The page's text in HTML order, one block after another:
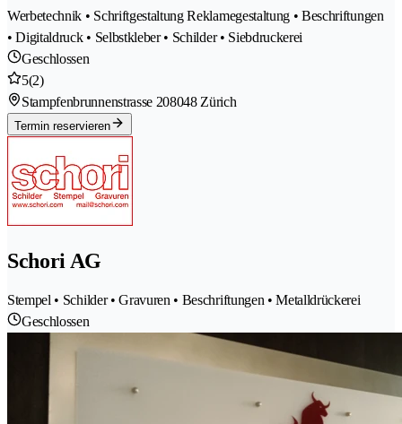
Werbetechnik • Schriftgestaltung Reklamegestaltung • Beschriftungen
• Digitaldruck • Selbstkleber • Schilder • Siebdruckerei
Geschlossen
5(2)
Stampfenbrunnenstrasse 208048 Zürich
Termin reservieren
Schori AG
Stempel • Schilder • Gravuren • Beschriftungen • Metalldrückerei
Geschlossen